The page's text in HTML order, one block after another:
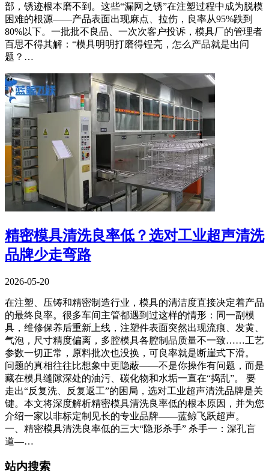
部，锈迹根本磨不到。这些“漏网之锈”在注塑过程中成为脱模
困难的根源——产品表面出现麻点、拉伤，良率从95%跌到
80%以下。一批批不良品、一次次客户投诉，模具厂的管理者
百思不得其解：“模具明明打磨得锃亮，怎么产品就是出问
题？…
精密模具清洗良率低？选对工业超声清洗
品牌少走弯路
2026-05-20
在注塑、压铸和精密制造行业，模具的清洁度直接决定着产品
的最终良率。很多车间主管都遇到过这样的情形：同一副模
具，维修保养后重新上线，注塑件表面突然出现流痕、发黄、
气泡，尺寸精度偏离，多腔模具各腔制品质量不一致……工艺
参数一切正常，原料批次也没换，可良率就是断崖式下滑。
问题的真相往往比想象中更隐蔽——不是你操作有问题，而是
藏在模具缝隙深处的油污、碳化物和水垢一直在“捣乱”。 要
走出“反复洗、反复返工”的困局，选对工业超声清洗品牌是关
键。本文将深度解析精密模具清洗良率低的根本原因，并为您
介绍一家以非标定制见长的专业品牌——蓝鲸飞跃超声。
一、精密模具清洗良率低的三大“隐形杀手” 杀手一：深孔盲
道—…
站内搜索